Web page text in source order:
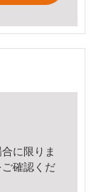
に限りま
ご確認くだ